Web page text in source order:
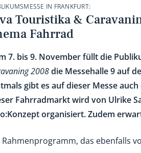
IN FRANKFURT:
Touristika &
Fahrrad
7. bis 9. November füllt die
2008die Messehalle 9 auf
gibt es auf dieser Messe
Fahrradmarkt wird von Ulrike
organisiert. Zudem
Rahmenprogramm, das ebenfalls